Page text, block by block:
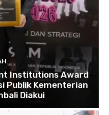
Institutions Award
Publik Kementerian
Diakui